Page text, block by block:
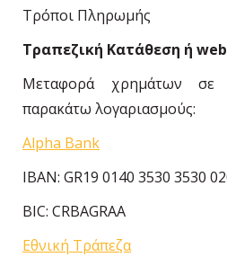
Τρόποι Πληρωμής
Τραπεζική Κατάθεση ή
Μεταφορά χρημάτων σε
παρακάτω λογαριασμούς:
Alpha Bank
IBAN: GR19 0140 3530 3530
BIC: CRBAGRAA
Εθνική Τράπεζα